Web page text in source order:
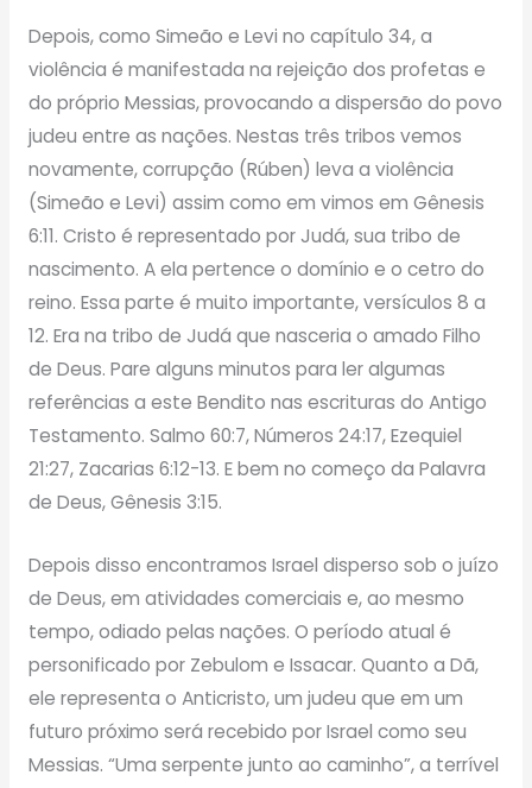
Depois, como Simeão e Levi no capítulo 34, a
violência é manifestada na rejeição dos profetas e
do próprio Messias, provocando a dispersão do povo
judeu entre as nações. Nestas três tribos vemos
novamente, corrupção (Rúben) leva a violência
(Simeão e Levi) assim como em vimos em Gênesis
6:11. Cristo é representado por Judá, sua tribo de
nascimento. A ela pertence o domínio e o cetro do
reino. Essa parte é muito importante, versículos 8 a
12. Era na tribo de Judá que nasceria o amado Filho
de Deus. Pare alguns minutos para ler algumas
referências a este Bendito nas escrituras do Antigo
Testamento. Salmo 60:7, Números 24:17, Ezequiel
21:27, Zacarias 6:12-13. E bem no começo da Palavra
de Deus, Gênesis 3:15.
Depois disso encontramos Israel disperso sob o juízo
de Deus, em atividades comerciais e, ao mesmo
tempo, odiado pelas nações. O período atual é
personificado por Zebulom e Issacar. Quanto a Dã,
ele representa o Anticristo, um judeu que em um
futuro próximo será recebido por Israel como seu
Messias. “Uma serpente junto ao caminho”, a terrível